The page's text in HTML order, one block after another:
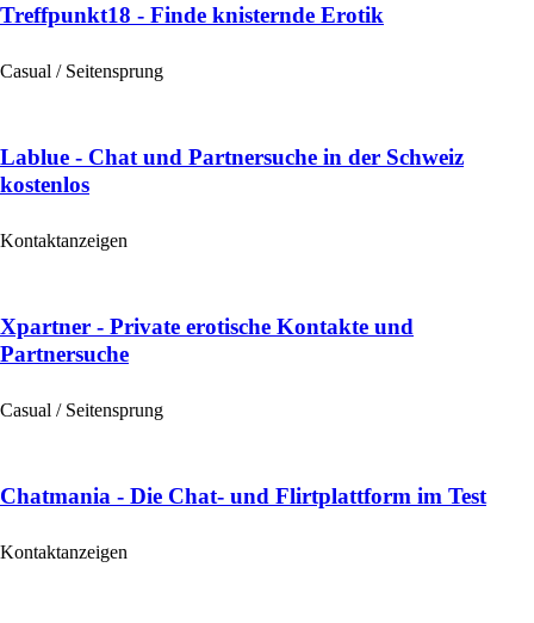
Treffpunkt18 - Finde knisternde Erotik
Casual / Seitensprung
Lablue - Chat und Partnersuche in der Schweiz
kostenlos
Kontaktanzeigen
Xpartner - Private erotische Kontakte und
Partnersuche
Casual / Seitensprung
Chatmania - Die Chat- und Flirtplattform im Test
Kontaktanzeigen